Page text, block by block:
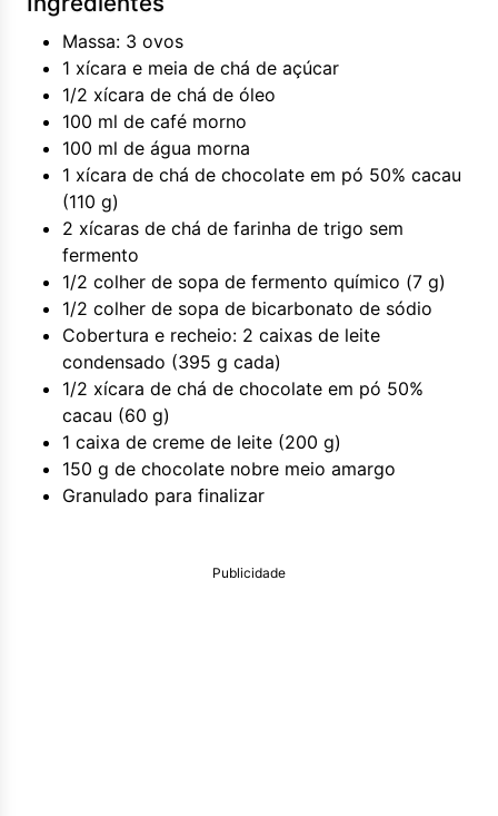
Massa: 3 ovos
1 xícara e meia de chá de açúcar
1/2 xícara de chá de óleo
100 ml de café morno
100 ml de água morna
1 xícara de chá de chocolate em pó 50% cacau
(110 g)
2 xícaras de chá de farinha de trigo sem
fermento
1/2 colher de sopa de fermento químico (7 g)
1/2 colher de sopa de bicarbonato de sódio
Cobertura e recheio: 2 caixas de leite
condensado (395 g cada)
1/2 xícara de chá de chocolate em pó 50%
cacau (60 g)
1 caixa de creme de leite (200 g)
150 g de chocolate nobre meio amargo
Granulado para finalizar
Publicidade